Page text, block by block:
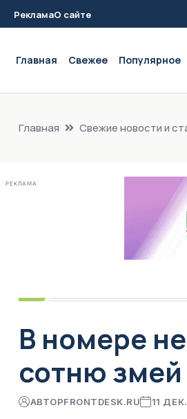
РекламаО сайте
Главная Свежее Популярное
Главная Свежие новости и
РЕКЛАМА
В номере
сотню змей
АВТОРFRONTDESK.RU 11